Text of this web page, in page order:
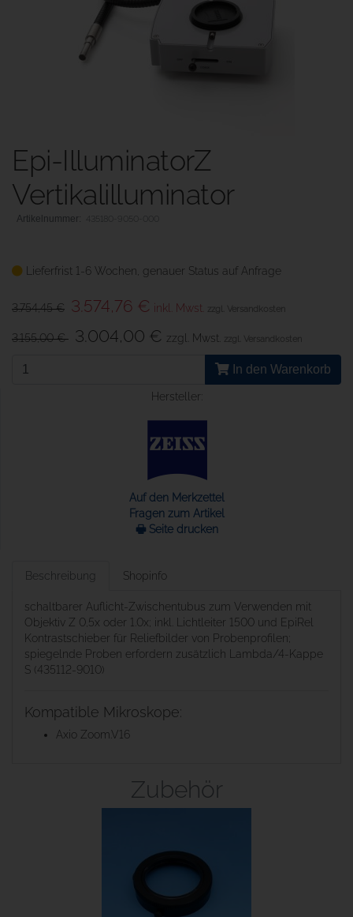
Epi-IlluminatorZ
Vertikalilluminator
Lieferfrist 1-6 Wochen, genauer Status auf Anfrage
3.754,45 € 3.574,76 € inkl. Mwst. zzgl. Versandkosten
3.155,00 € 3.004,00 € zzgl. Mwst. zzgl. Versandkosten
In den Warenkorb
Hersteller:
Auf den Merkzettel
Fragen zum Artikel
🖶 Seite drucken
Beschreibung Shopinfo
schaltbarer Auflicht-Zwischentubus zum Verwenden mit
Objektiv Z 0,5x oder 1.0x; inkl. Lichtleiter 1500 und EpiRel
Kontrastschieber für Reliefbilder von Probenprofilen;
spiegelnde Proben erfordern zusätzlich Lambda/4-Kappe
S (435112-9010)
Kompatible Mikroskope:
Axio Zoom.V16
Zubehör